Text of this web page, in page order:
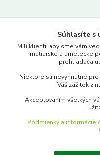
www.merkantil.sk
Pondelok-Piatok: 9.00-
objednavky@merkantil-
Súhlasíte s
Milí klienti, aby sme vám
maliarske a umelecké
prehliadača
Niektoré sú nevyhnutné
Váš zážitok z
Akceptovaním všetkých
Podmienky a informácie